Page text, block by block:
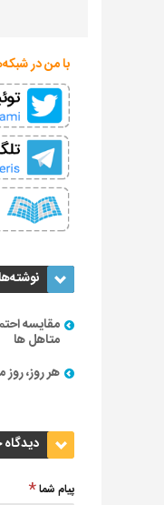
با من در
مقایسه
متاهل ها
هر روز،
دیدگاه
پیام شما